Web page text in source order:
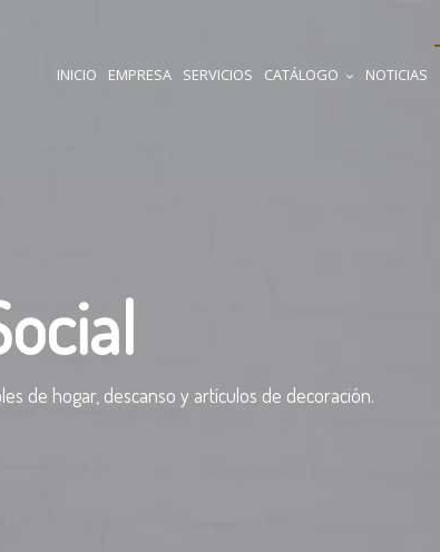
INICIO EMPRESA SERVICIOS CATÁLOGO NOTICIAS
de hogar, descanso y artículos de decoración.